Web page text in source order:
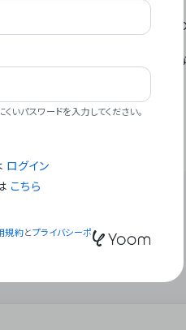
Time」 – テクノロジーで人々
Business Automation」 – 世界的
パスワードを入力してください。
ログイン
こちら
規約とプライバシーポ